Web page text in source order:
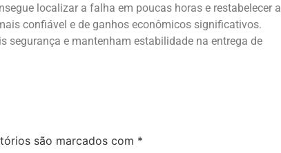
localizar a falha em poucas horas e restabelecer a
confiável e de ganhos econômicos significativos.
segurança e mantenham estabilidade na entrega de
são marcados com *